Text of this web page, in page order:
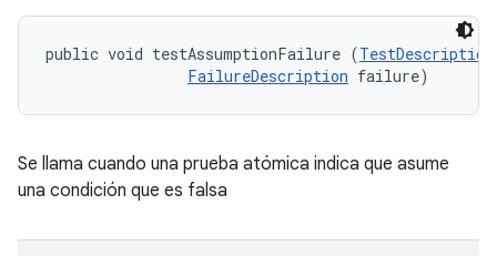
public void testAssumptionFailure (TestDescription
FailureDescription failure)
Se llama cuando una prueba atómica indica que asume
una condición que es falsa